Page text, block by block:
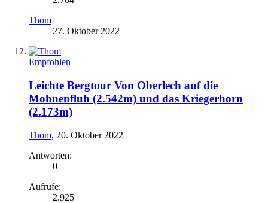
Thom
27. Oktober 2022
Empfohlen
Leichte Bergtour Von Oberlech auf die
Mohnenfluh (2.542m) und das Kriegerhorn
(2.173m)
Thom, 20. Oktober 2022
Antworten:
0
Aufrufe:
2.925